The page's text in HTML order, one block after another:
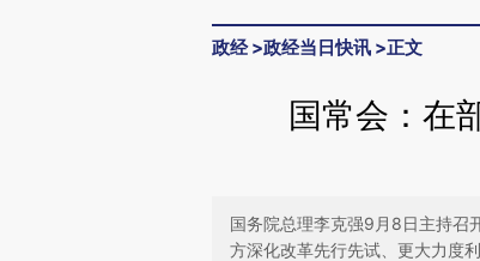
政经>政经当日快讯 >正文
国常会：在
国务院总理李克强9月8日主持召
方深化改革先行先试、更大力度